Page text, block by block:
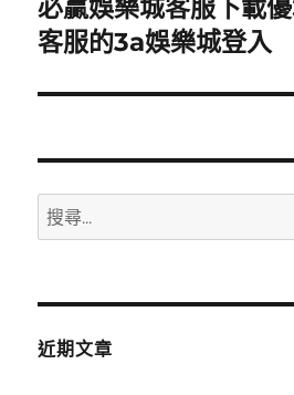
下
一
文
必贏娛樂城客服下載
客服的3a娛樂城登入
搜
尋
鍵
近期文章